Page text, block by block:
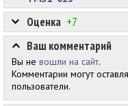
Оценка +7
Ваш комментарий
Вы не вошли на сайт.
Комментарии могут
пользователи.